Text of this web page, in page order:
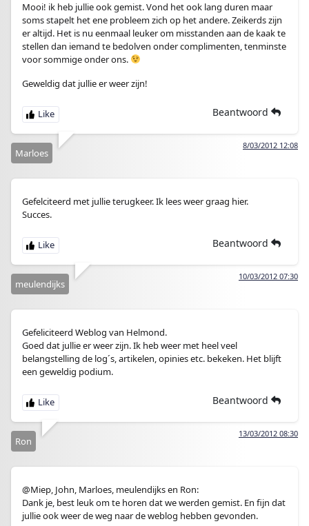
Mooi! ik heb jullie ook gemist. Vond het ook lang duren maar
soms stapelt het ene probleem zich op het andere. Zeikerds zijn
er altijd. Het is nu eenmaal leuker om misstanden aan de kaak te
stellen dan iemand te bedolven onder complimenten, tenminste
voor sommige onder ons.
Geweldig dat jullie er weer zijn!
Beantwoord
8/03/2012 12:08
Marloes
Gefelciteerd met jullie terugkeer. Ik lees weer graag hier.
Succes.
Beantwoord
10/03/2012 07:30
meulendijks
Gefeliciteerd Weblog van Helmond.
Goed dat jullie er weer zijn. Ik heb weer met heel veel
belangstelling de log´s, artikelen, opinies etc. bekeken. Het blijft
een geweldig podium.
Beantwoord
13/03/2012 08:30
Ron
@Miep, John, Marloes, meulendijks en Ron:
Dank je, best leuk om te horen dat we werden gemist. En fijn dat
jullie ook weer de weg naar de weblog hebben gevonden.